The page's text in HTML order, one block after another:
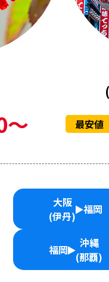
～ 最安値
大阪
(伊丹) 福岡
福岡
沖縄
(那覇)